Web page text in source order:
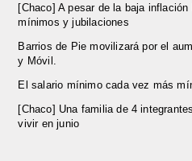
[Chaco] A pesar de la baja
mínimos y jubilaciones
Barrios de Pie movilizará por el
y Móvil.
El salario mínimo cada vez más
[Chaco] Una familia de 4
vivir en junio